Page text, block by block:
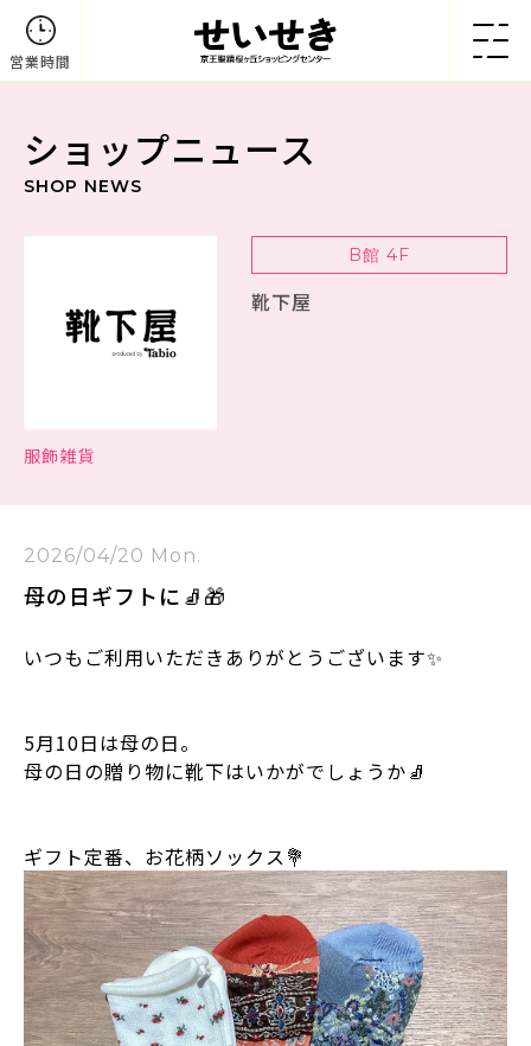
営業時間
ショップニュース
SHOP NEWS
B館 4F
靴下屋
服飾雑貨
2026/04/20 Mon.
母の日ギフトに🧦🎁
いつもご利用いただきありがとうございます✨
5月10日は母の日。
母の日の贈り物に靴下はいかがでしょうか🧦
ギフト定番、お花柄ソックス💐